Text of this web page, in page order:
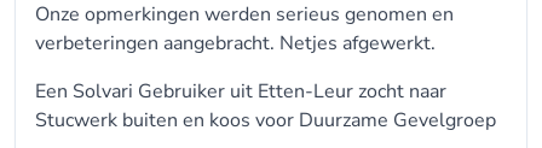
Onze opmerkingen werden serieus genomen en
verbeteringen aangebracht. Netjes afgewerkt.
Een Solvari Gebruiker uit Etten-Leur zocht naar
Stucwerk buiten en koos voor Duurzame Gevelgroep